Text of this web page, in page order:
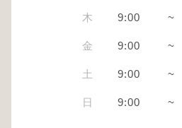
木 9:00 ~
金 9:00 ~
土 9:00 ~
日 9:00 ~